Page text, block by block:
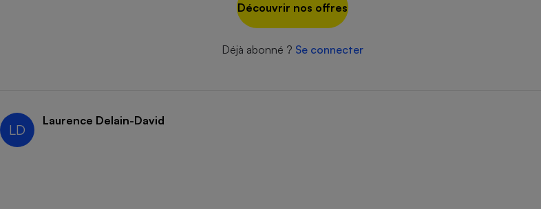
Découvrir nos offres
Déjà abonné ? Se connecter
LD
Laurence Delain-David
Climatiseur -
Ventilateur